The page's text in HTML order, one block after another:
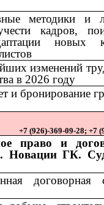
методики и
кадров,
новых
изменений
в 2026 году
и бронирование
+7 (926)-369-09-28; +7
право и
Новации ГК.
договорная